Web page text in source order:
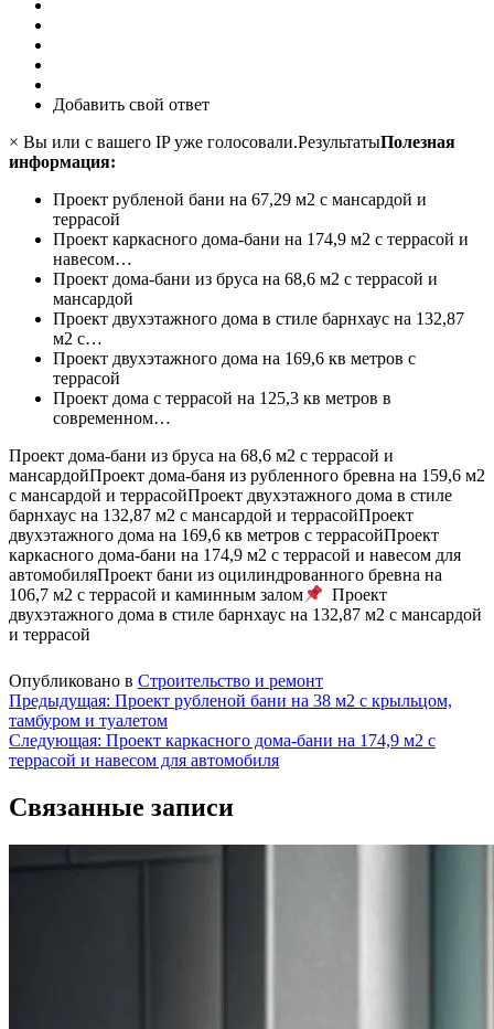
Добавить свой ответ
× Вы или с вашего IP уже голосовали.РезультатыПолезная
информация:
Проект рубленой бани на 67,29 м2 с мансардой и
террасой
Проект каркасного дома-бани на 174,9 м2 с террасой и
навесом…
Проект дома-бани из бруса на 68,6 м2 с террасой и
мансардой
Проект двухэтажного дома в стиле барнхаус на 132,87
м2 с…
Проект двухэтажного дома на 169,6 кв метров с
террасой
Проект дома с террасой на 125,3 кв метров в
современном…
Проект дома-бани из бруса на 68,6 м2 с террасой и
мансардойПроект дома-баня из рубленного бревна на 159,6 м2
с мансардой и террасойПроект двухэтажного дома в стиле
барнхаус на 132,87 м2 с мансардой и террасойПроект
двухэтажного дома на 169,6 кв метров с террасойПроект
каркасного дома-бани на 174,9 м2 с террасой и навесом для
автомобиляПроект бани из оцилиндрованного бревна на
106,7 м2 с террасой и каминным залом
Проект
двухэтажного дома в стиле барнхаус на 132,87 м2 с мансардой
и террасой
Опубликовано в Строительство и ремонт
Навигация
по
записям
Предыдущая: Проект рубленой бани на 38 м2 с крыльцом,
тамбуром и туалетом
Следующая: Проект каркасного дома-бани на 174,9 м2 с
террасой и навесом для автомобиля
Связанные записи